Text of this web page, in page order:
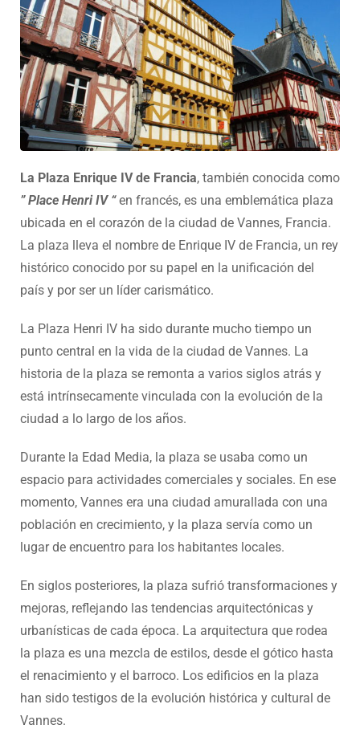
La Plaza Enrique IV de Francia, también conocida como
” Place Henri IV “ en francés, es una emblemática plaza
ubicada en el corazón de la ciudad de Vannes, Francia.
La plaza lleva el nombre de Enrique IV de Francia, un rey
histórico conocido por su papel en la unificación del
país y por ser un líder carismático.
La Plaza Henri IV ha sido durante mucho tiempo un
punto central en la vida de la ciudad de Vannes. La
historia de la plaza se remonta a varios siglos atrás y
está intrínsecamente vinculada con la evolución de la
ciudad a lo largo de los años.
Durante la Edad Media, la plaza se usaba como un
espacio para actividades comerciales y sociales. En ese
momento, Vannes era una ciudad amurallada con una
población en crecimiento, y la plaza servía como un
lugar de encuentro para los habitantes locales.
En siglos posteriores, la plaza sufrió transformaciones y
mejoras, reflejando las tendencias arquitectónicas y
urbanísticas de cada época. La arquitectura que rodea
la plaza es una mezcla de estilos, desde el gótico hasta
el renacimiento y el barroco. Los edificios en la plaza
han sido testigos de la evolución histórica y cultural de
Vannes.